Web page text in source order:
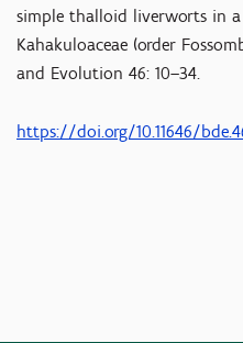
simple thalloid liverworts in
Kahakuloaceae (order
and Evolution 46: 10–34.
https://doi.org/10.11646/